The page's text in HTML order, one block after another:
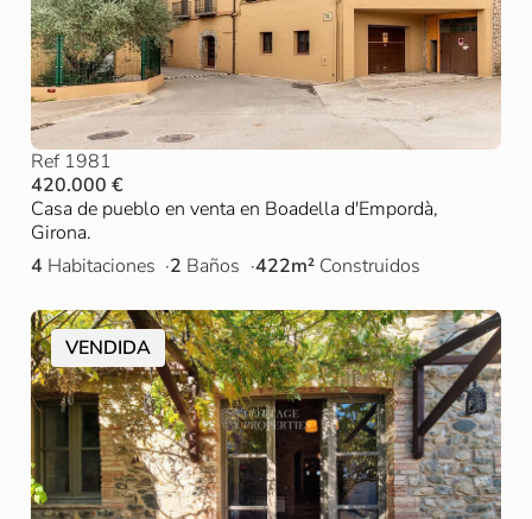
Ref 1981
420.000 €
Casa de pueblo en venta en Boadella d'Empordà,
Girona.
4 Habitaciones 2 Baños 422m² Construidos
VENDIDA